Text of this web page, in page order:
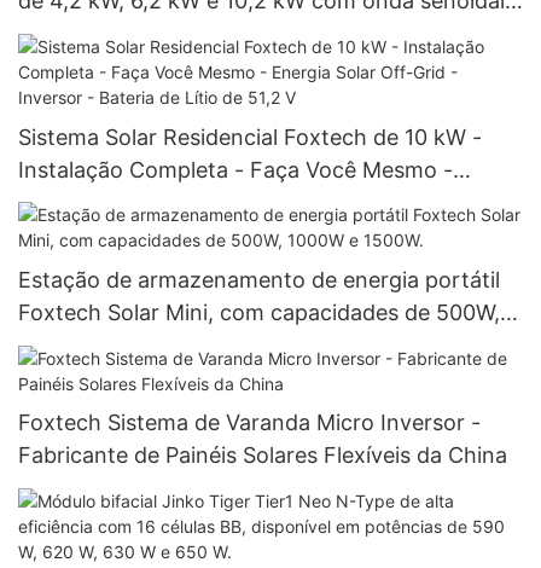
pura, para sistemas de energia solar isolados da
rede.
Sistema Solar Residencial Foxtech de 10 kW -
Instalação Completa - Faça Você Mesmo -
Energia Solar Off-Grid - Inversor - Bateria de
Lítio de 51,2 V
Estação de armazenamento de energia portátil
Foxtech Solar Mini, com capacidades de 500W,
1000W e 1500W.
Foxtech Sistema de Varanda Micro Inversor -
Fabricante de Painéis Solares Flexíveis da China